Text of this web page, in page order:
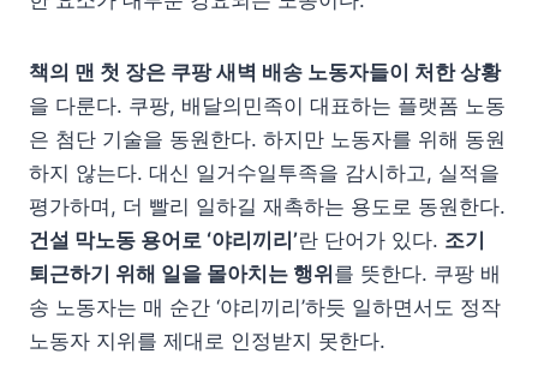
책의 맨 첫 장은 쿠팡 새벽 배송 노동자들이 처한 상황
을 다룬다. 쿠팡, 배달의민족이 대표하는 플랫폼 노동
은 첨단 기술을 동원한다. 하지만 노동자를 위해 동원
하지 않는다. 대신 일거수일투족을 감시하고, 실적을
평가하며, 더 빨리 일하길 재촉하는 용도로 동원한다.
건설 막노동 용어로 ‘야리끼리’란 단어가 있다. 조기
퇴근하기 위해 일을 몰아치는 행위를 뜻한다. 쿠팡 배
송 노동자는 매 순간 ‘야리끼리’하듯 일하면서도 정작
노동자 지위를 제대로 인정받지 못한다.